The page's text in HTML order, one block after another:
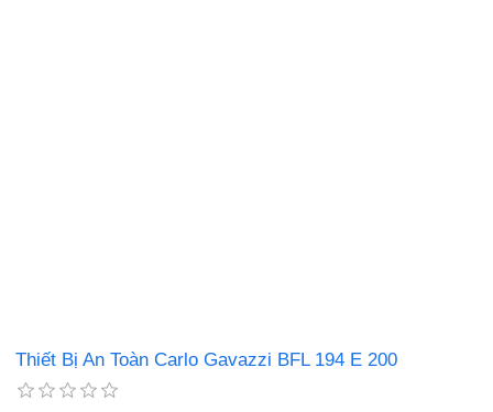
Thiết Bị An Toàn Carlo Gavazzi BFL 194 E 200